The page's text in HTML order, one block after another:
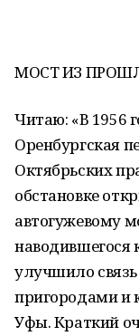
МОСТ ИЗ
Читаю: «В 1956
Оренбургская
Октябрьских
обстановке
автогужевому
наводившегося
улучшило
пригородами и
Уфы. Краткий